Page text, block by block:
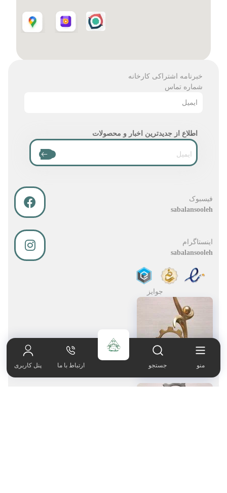
صفحه اصلی
دربــاره ما
اخبار و مقالات
021-65606180
کارخانه
منو جستجو ارتباط با ما پنل کاربری
خبرنامه اشتراکی کارخانه
شماره تماس
ایمیل
اطلاع از جدیدترین اخبار و محصولات
فیسبوک
sabalansooleh
اینستاگرام
sabalansooleh
جوایز